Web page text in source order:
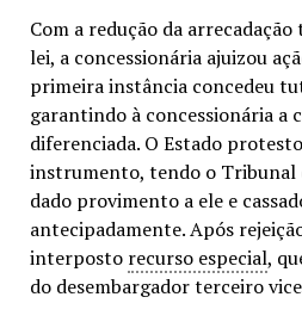
Com a redução da
lei, a concessionária ajuizou
primeira instância concedeu
garantindo à concessionária a
diferenciada. O Estado
instrumento, tendo o Tribunal
dado provimento a ele e
antecipadamente. Após
interposto recurso especial,
do desembargador terceiro